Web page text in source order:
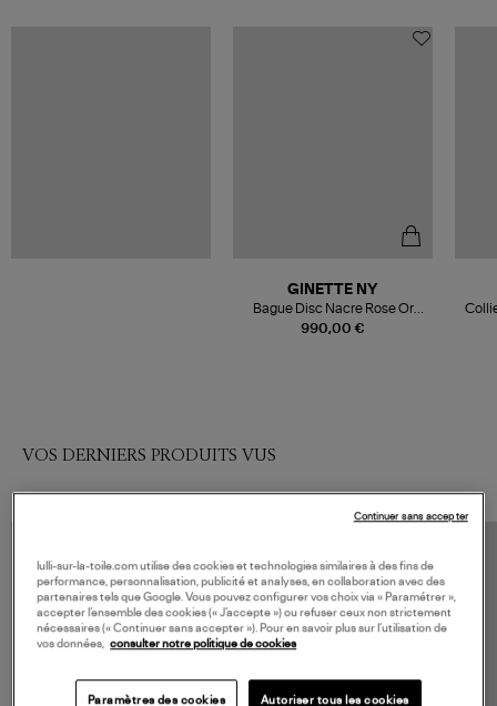
990,00 €
GINETTE NY
Bague Disc Nacre Rose Or
Rose
VOS DERNIERS PRODUITS VUS
lulli-sur-la-toile.com utilise des cookies et technologies similaires à des fins de
performance, personnalisation, publicité et analyses, en collaboration avec des
partenaires tels que Google. Vous pouvez configurer vos choix via « Paramétrer »,
accepter l’ensemble des cookies (« J’accepte ») ou refuser ceux non strictement
nécessaires (« Continuer sans accepter »). Pour en savoir plus sur l’utilisation de
vos données, consulter notre politique de cookies
Paramètres des cookies Autoriser tous les cookies
Continuer sans accepter